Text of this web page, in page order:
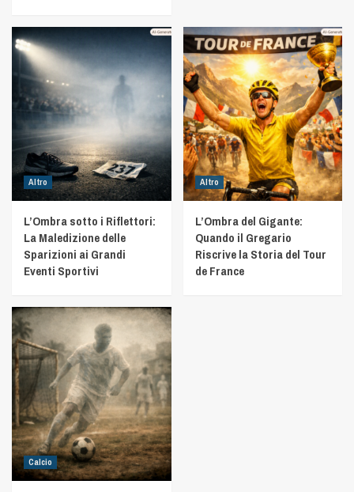
Altro
L’Ombra sotto i Riflettori:
La Maledizione delle
Sparizioni ai Grandi
Eventi Sportivi
Altro
L’Ombra del Gigante:
Quando il Gregario
Riscrive la Storia del Tour
de France
Calcio